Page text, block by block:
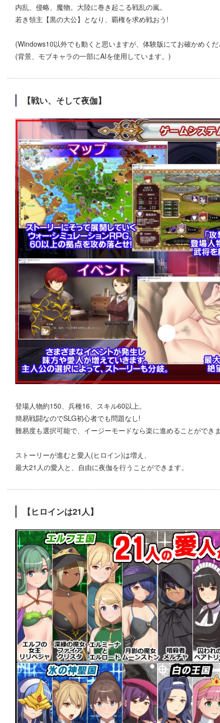
内乱、侵略、魔物。大陸に巻き起こる戦乱の嵐。
若き領主【黒の大公】となり、覇権を求め戦おう!
(Windows10以外でも動くと思いますが、体験版にてお確かめく
(背景、モブキャラの一部にAIを使用しています。)
【戦い、そして夜伽】
登場人物約150、兵種16、スキル60以上。
簡易戦闘なのでSLG初心者でも問題なし!
難易度も選択可能で、イージーモードなら楽に進めることができ
ストーリーが進むと愛人(ヒロイン)は増え、
最大21人の愛人と、自由に夜伽を行うことができます。
【ヒロインは21人】